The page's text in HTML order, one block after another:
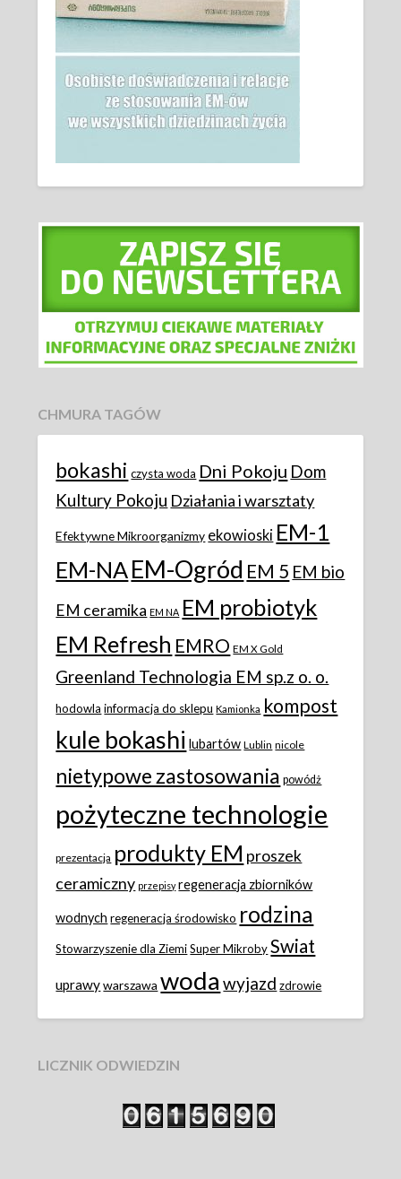
CHMURA TAGÓW
bokashi czysta woda Dni Pokoju Dom
Kultury Pokoju Działania i warsztaty
Efektywne Mikroorganizmy ekowioski EM-1
EM-NAEM-Ogród EM 5 EM bio
EM ceramika EM NA EM probiotyk
EM Refresh EMRO EM X Gold
Greenland Technologia EM sp.z o. o.
hodowla informacja do sklepu Kamionka kompost
kule bokashi lubartów Lublin nicole
nietypowe zastosowania powódż
pożyteczne technologie
prezentacja produkty EM proszek
ceramiczny przepisy regeneracja zbiorników
wodnych regeneracja środowisko rodzina
Stowarzyszenie dla Ziemi Super Mikroby Swiat
uprawy warszawa woda wyjazd zdrowie
LICZNIK ODWIEDZIN